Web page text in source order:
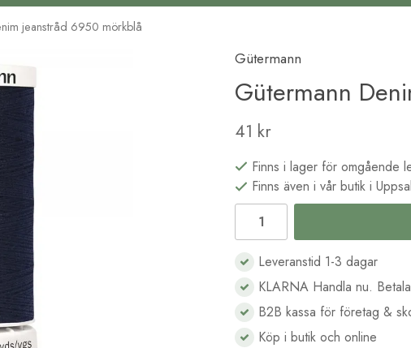
jeanstråd 6950 mörkblå
Gütermann
Gütermann
41 kr
Finns i lager för omgående
Finns även i vår butik i
Leveranstid 1-3 dagar
KLARNA Handla nu.
B2B kassa för företag &
Köp i butik och online